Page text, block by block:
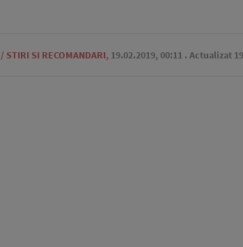
/ STIRI SI RECOMANDARI, 19.02.2019, 00:11 . Actualizat